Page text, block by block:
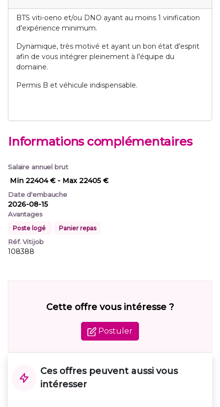
BTS viti-oeno et/ou DNO ayant au moins 1 vinification
d'expérience minimum.
Dynamique, très motivé et ayant un bon état d'esprit
afin de vous intégrer pleinement à l'équipe du
domaine.
Permis B et véhicule indispensable.
Informations complémentaires
Salaire annuel brut
Min 22404 € - Max 22405 €
Date d'embauche
2026-08-15
Avantages
Poste logé Panier repas
Réf. Vitijob
108388
Cette offre vous intéresse ?
Postuler
Ces offres peuvent aussi vous
intéresser